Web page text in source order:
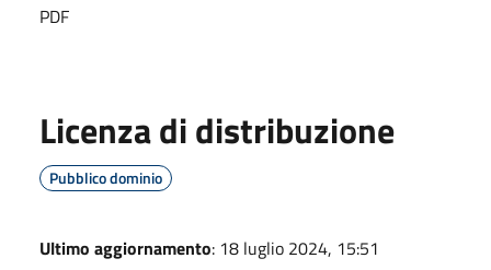
PDF
Licenza di distribuzione
Pubblico dominio
Ultimo aggiornamento: 18 luglio 2024, 15:51